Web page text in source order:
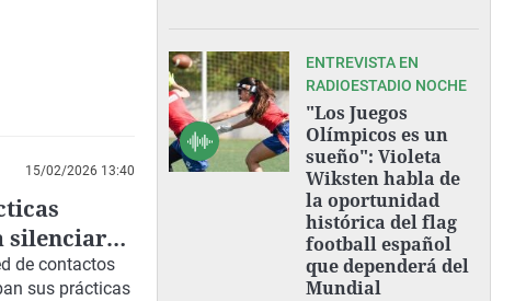
15/02/2026 13:40
silenciar
de contactos
sus prácticas
ENTREVISTA EN
RADIOESTADIO NOCHE
"Los Juegos
Olímpicos es un
sueño": Violeta
Wiksten habla de
la oportunidad
histórica del flag
football español
que dependerá del
Mundial